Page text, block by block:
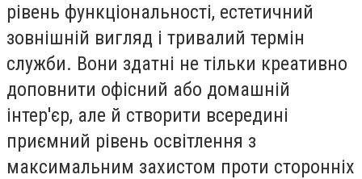
рівень функціональності, естетичний
зовнішній вигляд і тривалий термін
служби. Вони здатні не тільки креативно
доповнити офісний або домашній
інтер'єр, але й створити всередині
приємний рівень освітлення з
максимальним захистом проти сторонніх